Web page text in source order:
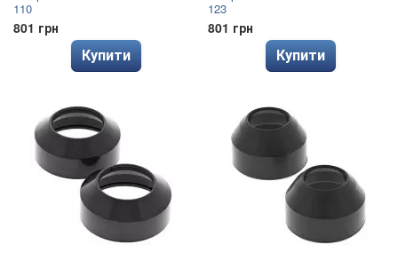
110
801 грн
Купити
123
801 грн
Купити